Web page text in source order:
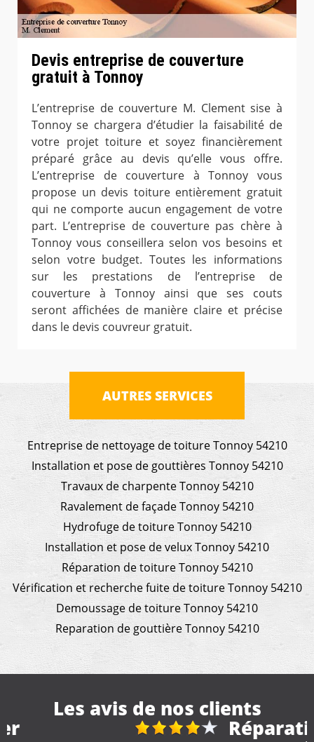
Devis entreprise de couverture
gratuit à Tonnoy
L’entreprise de couverture M. Clement sise à
Tonnoy se chargera d’étudier la faisabilité de
votre projet toiture et soyez financièrement
préparé grâce au devis qu’elle vous offre.
L’entreprise de couverture à Tonnoy vous
propose un devis toiture entièrement gratuit
qui ne comporte aucun engagement de votre
part. L’entreprise de couverture pas chère à
Tonnoy vous conseillera selon vos besoins et
selon votre budget. Toutes les informations
sur les prestations de l’entreprise de
couverture à Tonnoy ainsi que ses couts
seront affichées de manière claire et précise
dans le devis couvreur gratuit.
AUTRES SERVICES
Entreprise de nettoyage de toiture Tonnoy 54210
Installation et pose de gouttières Tonnoy 54210
Travaux de charpente Tonnoy 54210
Ravalement de façade Tonnoy 54210
Hydrofuge de toiture Tonnoy 54210
Installation et pose de velux Tonnoy 54210
Réparation de toiture Tonnoy 54210
Vérification et recherche fuite de toiture Tonnoy 54210
Demoussage de toiture Tonnoy 54210
Reparation de gouttière Tonnoy 54210
Les avis de nos clients
Réparation et